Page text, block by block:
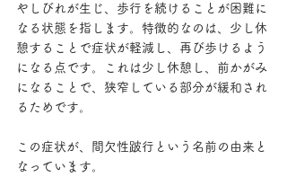
やしびれが生じ、歩行を続けることが困難に
なる状態を指します。特徴的なのは、少し休
憩することで症状が軽減し、再び歩けるよう
になる点です。これは少し休憩し、前かがみ
になることで、狭窄している部分が緩和され
るためです。
この症状が、間欠性跛行という名前の由来と
なっています。